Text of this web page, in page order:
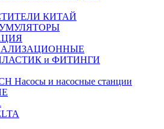
КИТАЙ
и ФИТИНГИ
Насосы и насосные станции